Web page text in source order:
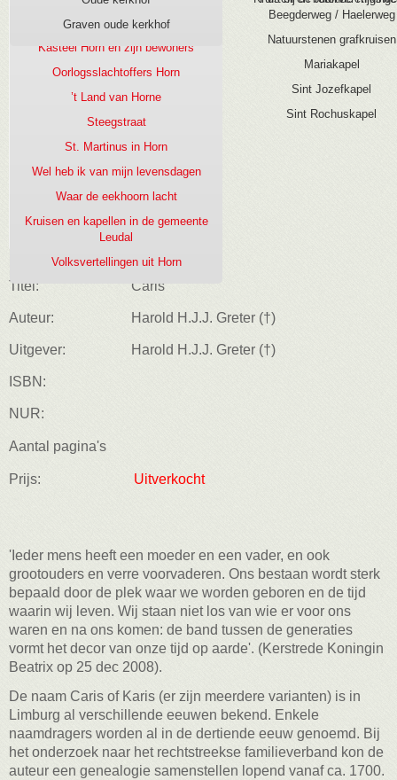
Kasteel Horn, burcht aan de Maas
Kasteel Horn en zijn bewoners
Oorlogsslachtoffers Horn
’t Land van Horne
Steegstraat
St. Martinus in Horn
Wel heb ik van mijn levensdagen
Waar de eekhoorn lacht
Kruisen en kapellen in de gemeente
Leudal
Volksvertellingen uit Horn
Beegderweg / Haelerweg
Natuurstenen grafkruisen
Mariakapel
Sint Jozefkapel
Sint Rochuskapel
Graven oude kerkhof
Titel: Caris
Auteur: Harold H.J.J. Greter (†)
Uitgever: Harold H.J.J. Greter (†)
ISBN:
NUR:
Aantal pagina's
Prijs: Uitverkocht
'Ieder mens heeft een moeder en een vader, en ook
grootouders en verre voorvaderen. Ons bestaan wordt sterk
bepaald door de plek waar we worden geboren en de tijd
waarin wij leven. Wij staan niet los van wie er voor ons
waren en na ons komen: de band tussen de generaties
vormt het decor van onze tijd op aarde'. (Kerstrede Koningin
Beatrix op 25 dec 2008).
De naam Caris of Karis (er zijn meerdere varianten) is in
Limburg al verschillende eeuwen bekend. Enkele
naamdragers worden al in de dertiende eeuw genoemd. Bij
het onderzoek naar het rechtstreekse familieverband kon de
auteur een genealogie samenstellen lopend vanaf ca. 1700.